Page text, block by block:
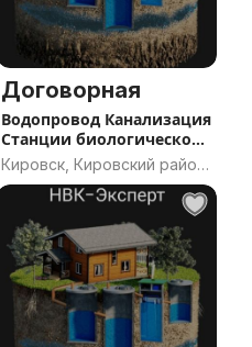
Договорная
Водопровод Канализация
Станции биологической
очистки септик
Кировск, Кировский район,
Могилёвская область